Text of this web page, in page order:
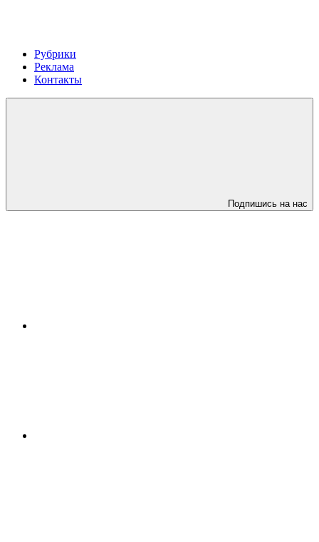
Рубрики
Реклама
Контакты
Подпишись на нас